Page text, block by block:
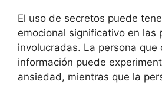
El uso de secretos puede
emocional significativo en las
involucradas. La persona que
información puede
ansiedad, mientras que la